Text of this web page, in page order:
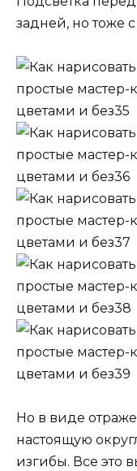
задней, но тоже
Но в виде
настоящую
изгибы. Все это